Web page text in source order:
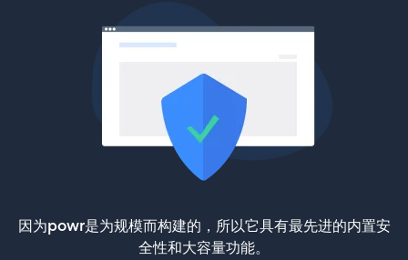
因为powr是为规模而构建的，所以它具有最先进的内置安
全性和大容量功能。